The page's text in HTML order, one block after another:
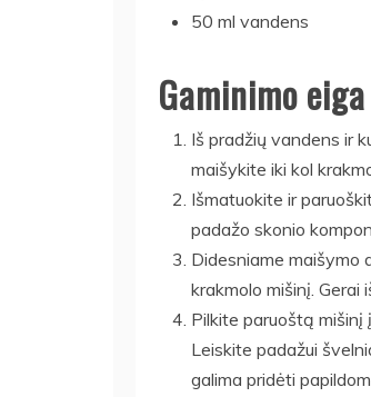
50 ml vandens
Gaminimo eiga
Iš pradžių vandens ir
maišykite iki kol
Išmatuokite ir
padažo skonio
Didesniame maišymo
krakmolo mišinį. Gerai
Pilkite paruoštą mišinį
Leiskite padažui
galima pridėti